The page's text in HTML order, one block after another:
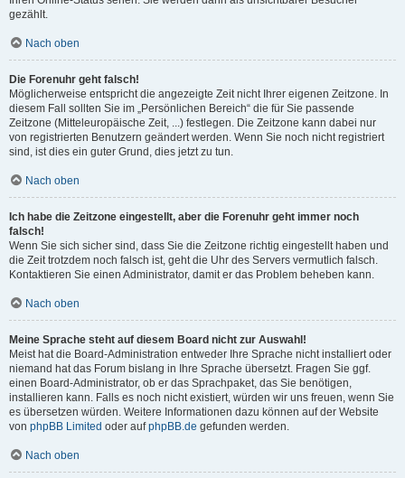
gezählt.
Nach oben
Die Forenuhr geht falsch!
Möglicherweise entspricht die angezeigte Zeit nicht Ihrer eigenen Zeitzone. In
diesem Fall sollten Sie im „Persönlichen Bereich“ die für Sie passende
Zeitzone (Mitteleuropäische Zeit, ...) festlegen. Die Zeitzone kann dabei nur
von registrierten Benutzern geändert werden. Wenn Sie noch nicht registriert
sind, ist dies ein guter Grund, dies jetzt zu tun.
Nach oben
Ich habe die Zeitzone eingestellt, aber die Forenuhr geht immer noch
falsch!
Wenn Sie sich sicher sind, dass Sie die Zeitzone richtig eingestellt haben und
die Zeit trotzdem noch falsch ist, geht die Uhr des Servers vermutlich falsch.
Kontaktieren Sie einen Administrator, damit er das Problem beheben kann.
Nach oben
Meine Sprache steht auf diesem Board nicht zur Auswahl!
Meist hat die Board-Administration entweder Ihre Sprache nicht installiert oder
niemand hat das Forum bislang in Ihre Sprache übersetzt. Fragen Sie ggf.
einen Board-Administrator, ob er das Sprachpaket, das Sie benötigen,
installieren kann. Falls es noch nicht existiert, würden wir uns freuen, wenn Sie
es übersetzen würden. Weitere Informationen dazu können auf der Website
von phpBB Limited oder aufphpBB.de gefunden werden.
Nach oben